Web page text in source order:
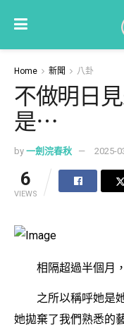
Home 新聞 八卦
不做明日
是⋯
by 一劍浣春秋 2025-
6
VIEWS
相隔超過半個月，
之所以稱呼她是她
她拋棄了我們熟悉的